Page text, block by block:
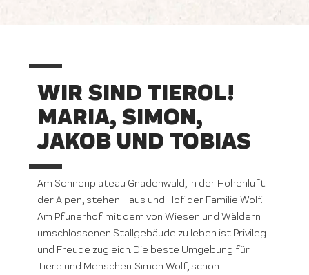
WIR SIND TIEROL!
MARIA, SIMON,
JAKOB UND TOBIAS
Am Sonnenplateau Gnadenwald, in der Höhenluft
der Alpen, stehen Haus und Hof der Familie Wolf.
Am Pfunerhof mit dem von Wiesen und Wäldern
umschlossenen Stallgebäude zu leben ist Privileg
und Freude zugleich. Die beste Umgebung für
Tiere und Menschen. Simon Wolf, schon